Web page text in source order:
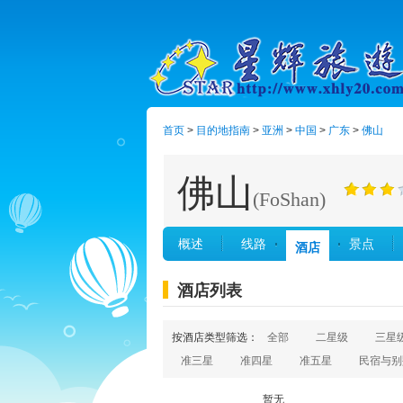
首页 > 目的地指南 > 亚洲 > 中国 > 广东 > 佛山
佛山 (FoShan)
概述 线路 酒店 景点
酒店列表
按酒店类型筛选： 全部 二星级 三星
准三星
准四星 准五星 民宿与
暂无